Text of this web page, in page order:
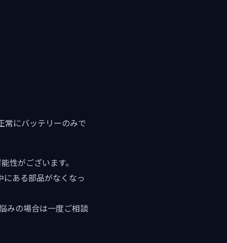
常にバッテリーのみで
性がございます。
ある部品がなくなっ
みの場合は一度ご相談